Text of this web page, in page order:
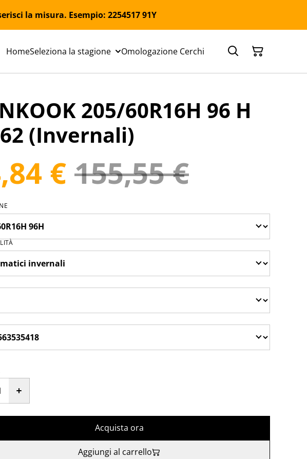
la misura. Esempio: 2254517 91Y
HomeSeleziona la stagione Omologazione Cerchi
205/60R16H 96 H
(Invernali)
€ 155,55 €
Acquista ora
Aggiungi al carrello